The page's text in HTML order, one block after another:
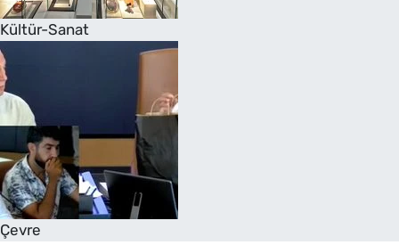
Kültür-Sanat
Çevre